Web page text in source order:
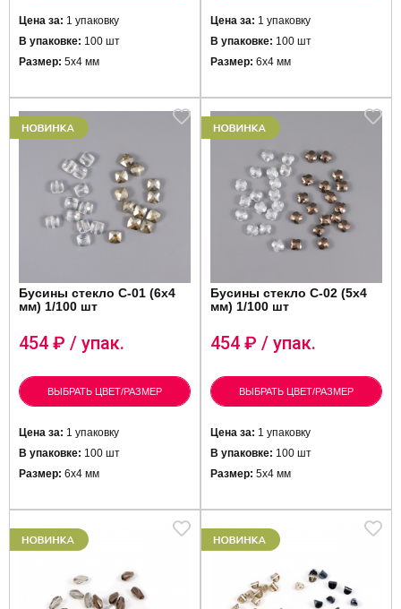
Цена за: 1 упаковку
В упаковке: 100 шт
Размер: 5х4 мм
Цена за: 1 упаковку
В упаковке: 100 шт
Размер: 6х4 мм
Бусины стекло C-01 (6х4
мм) 1/100 шт
454 ₽ / упак.
ВЫБРАТЬ ЦВЕТ/РАЗМЕР
Цена за: 1 упаковку
В упаковке: 100 шт
Размер: 6х4 мм
Бусины стекло C-02 (5х4
мм) 1/100 шт
454 ₽ / упак.
ВЫБРАТЬ ЦВЕТ/РАЗМЕР
Цена за: 1 упаковку
В упаковке: 100 шт
Размер: 5х4 мм